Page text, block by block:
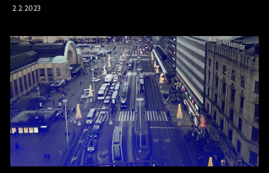
Yhteystiedot
Artikkelit
Uutiset
Blogit
Kauppa
2.2.2023